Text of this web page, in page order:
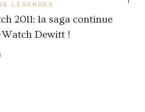
LÉGENDES
2011: la saga continue
Watch Dewitt !